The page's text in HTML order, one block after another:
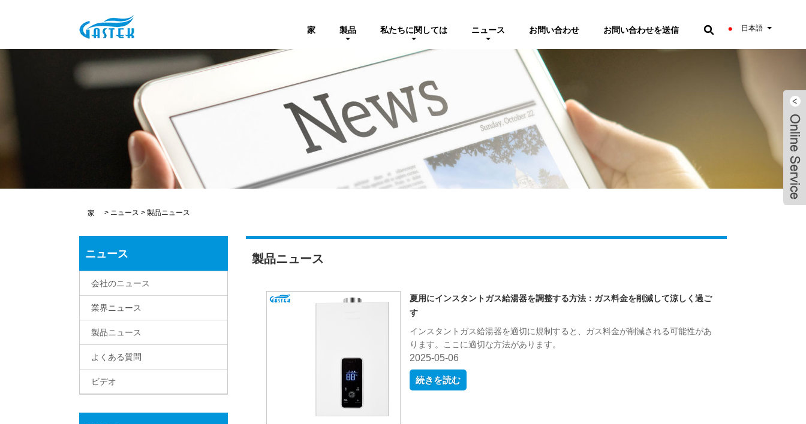
日本語
家 製品 私たちに関しては ニュース お問い合わせ お問い合わせを送信
家 > ニュース > 製品ニュース
ニュース
会社のニュース
業界ニュース
製品ニュース
よくある質問
ビデオ
製品ニュース
夏用にインスタントガス給湯器を調整する方法：ガス料金を削減して涼しく過ご
す
インスタントガス給湯器を適切に規制すると、ガス料金が削減される可能性があ
ります。ここに適切な方法があります。
2025-05-06
続きを読む